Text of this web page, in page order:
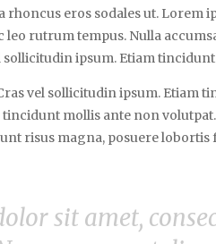
rhoncus eros sodales ut.
leo rutrum tempus. Nulla
sollicitudin ipsum. Etiam
vel sollicitudin ipsum. Etiam
mollis ante non
risus magna, posuere lobortis
sit amet,